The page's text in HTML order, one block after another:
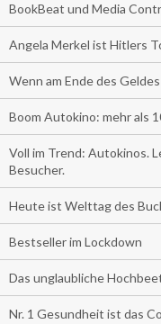
BookBeat und Media
Angela Merkel ist Hitlers
Wenn am Ende des
Boom Autokino: mehr als
Voll im Trend: Autokinos.
Besucher.
Heute ist Welttag des
Bestseller im Lockdown
Das unglaubliche
Nr. 1 Gesundheit ist das